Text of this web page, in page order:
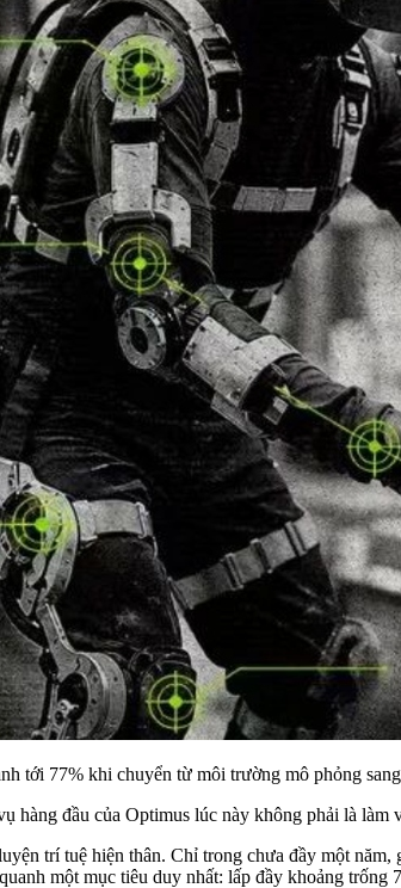
tới 77% khi chuyển từ môi trường mô phỏng
đầu của Optimus lúc này không phải là làm
trí tuệ hiện thân. Chỉ trong chưa đầy một
một mục tiêu duy nhất: lấp đầy khoảng trống